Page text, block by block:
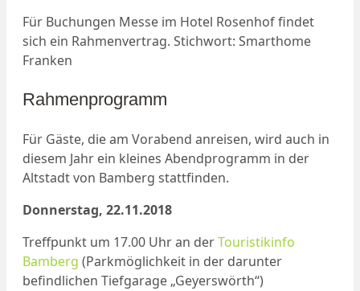
Für Buchungen Messe im Hotel Rosenhof findet
sich ein Rahmenvertrag. Stichwort: Smarthome
Franken
Rahmenprogramm
Für Gäste, die am Vorabend anreisen, wird auch in
diesem Jahr ein kleines Abendprogramm in der
Altstadt von Bamberg stattfinden.
Donnerstag, 22.11.2018
Treffpunkt um 17.00 Uhr an derTouristikinfo
Bamberg (Parkmöglichkeit in der darunter
befindlichen Tiefgarage „Geyerswörth“)